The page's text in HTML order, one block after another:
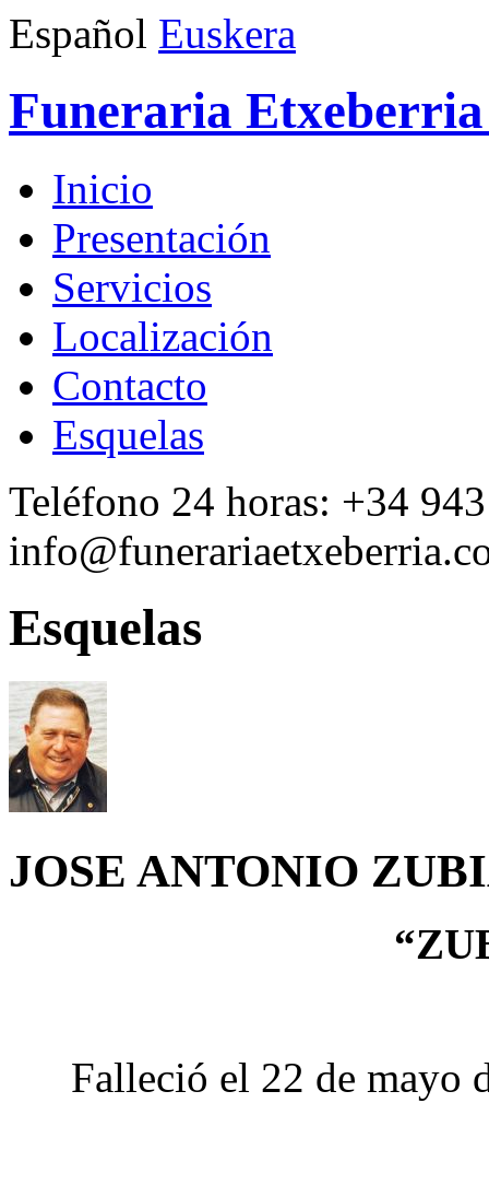
Español Euskera
Funeraria
Inicio
Presentación
Servicios
Localización
Contacto
Esquelas
Teléfono 24 horas: +34
Esquelas
JOSE ANTONIO
Falleció el 22 de mayo